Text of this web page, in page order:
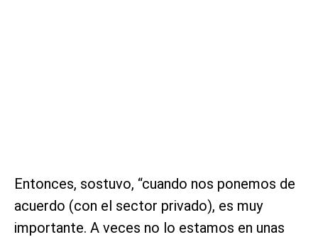
Entonces, sostuvo, “cuando nos ponemos de
acuerdo (con el sector privado), es muy
importante. A veces no lo estamos en unas